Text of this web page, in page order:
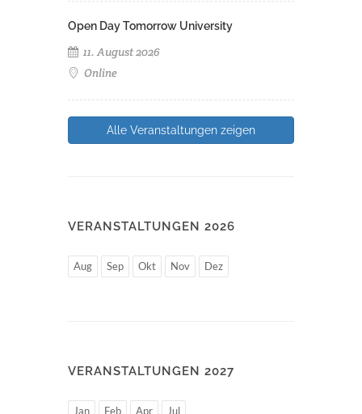
Open Day Tomorrow University
11. August 2026
Online
Alle Veranstaltungen zeigen
VERANSTALTUNGEN 2026
Aug Sep Okt Nov Dez
VERANSTALTUNGEN 2027
Jan Feb Apr Jul